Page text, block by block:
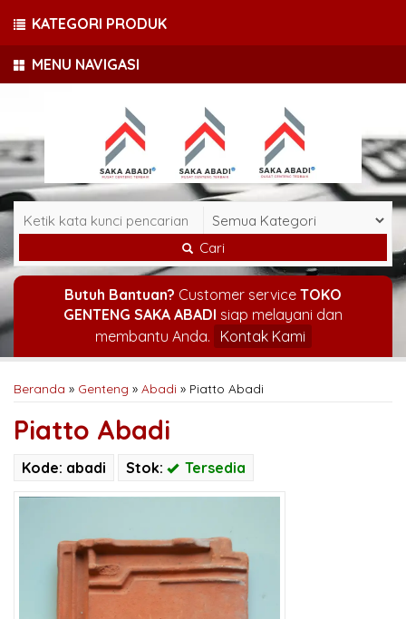
MENU NAVIGASI
Cari
Butuh Bantuan? Customer service TOKO
GENTENG SAKA ABADI siap melayani dan
membantu Anda.
Kontak Kami
Beranda » Genteng » Abadi » Piatto Abadi
Piatto Abadi
Kode: abadi Stok: Tersedia
KATEGORI PRODUK